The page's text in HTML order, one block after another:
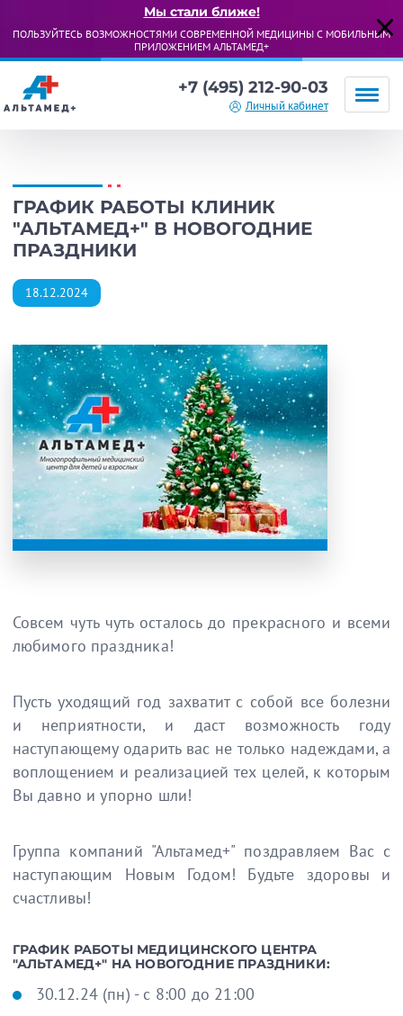
Мы стали ближе!
ПОЛЬЗУЙТЕСЬ ВОЗМОЖНОСТЯМИ СОВРЕМЕННОЙ МЕДИЦИНЫ С МОБИЛЬНЫМ
ПРИЛОЖЕНИЕМ АЛЬТАМЕД+
+7 (495) 212-90-03
Личный кабинет
ГРАФИК РАБОТЫ КЛИНИК
"АЛЬТАМЕД+" В НОВОГОДНИЕ
ПРАЗДНИКИ
18.12.2024
Совсем чуть чуть осталось до прекрасного и всеми
любимого праздника!
Пусть уходящий год захватит с собой все болезни
и неприятности, и даст возможность году
наступающему одарить вас не только надеждами, а
воплощением и реализацией тех целей, к которым
Вы давно и упорно шли!
Группа компаний "Альтамед+" поздравляем Вас с
наступающим Новым Годом! Будьте здоровы и
счастливы!
ГРАФИК РАБОТЫ МЕДИЦИНСКОГО ЦЕНТРА
"АЛЬТАМЕД+" НА НОВОГОДНИЕ ПРАЗДНИКИ:
30.12.24 (пн) - с 8:00 до 21:00